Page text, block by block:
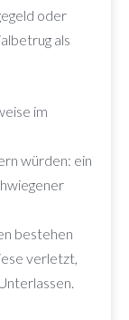
oder
als
im
würden: ein
bestehen
verletzt,